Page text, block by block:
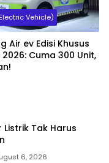
Vehicle)
Air ev Edisi Khusus
2026: Cuma 300 Unit,
Tak Harus
6, 2026